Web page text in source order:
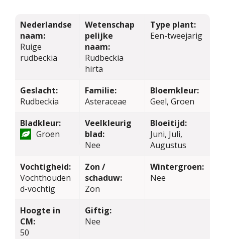
Nederlandse
naam:
Ruige
rudbeckia
Wetenschap
pelijke
naam:
Rudbeckia
hirta
Type plant:
Een-tweejarig
Geslacht:
Rudbeckia
Familie:
Asteraceae
Bloemkleur:
Geel, Groen
Bladkleur:
Groen
Veelkleurig
blad:
Nee
Bloeitijd:
Juni, Juli,
Augustus
Vochtigheid:
Vochthouden
d-vochtig
Zon /
schaduw:
Zon
Wintergroen:
Nee
Hoogte in
CM:
50
Giftig:
Nee